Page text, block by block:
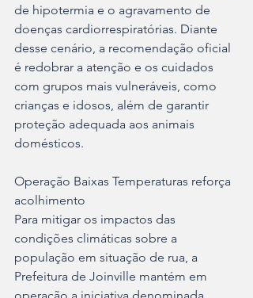
de hipotermia e o agravamento de
doenças cardiorrespiratórias. Diante
desse cenário, a recomendação oficial
é redobrar a atenção e os cuidados
com grupos mais vulneráveis, como
crianças e idosos, além de garantir
proteção adequada aos animais
domésticos.
Operação Baixas Temperaturas reforça
acolhimento
Para mitigar os impactos das
condições climáticas sobre a
população em situação de rua, a
Prefeitura de Joinville mantém em